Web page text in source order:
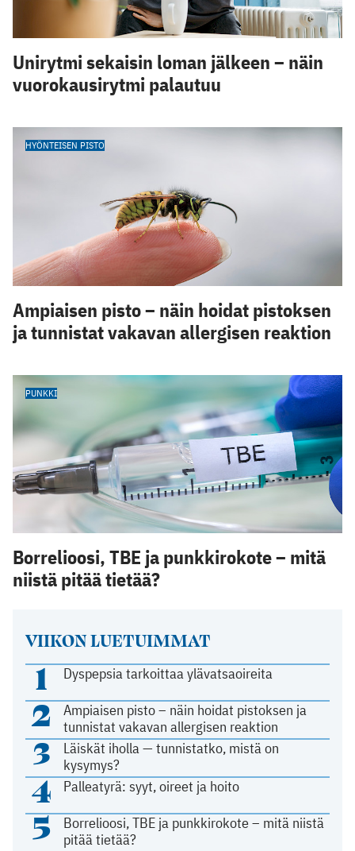
VIIKON LUETUIMMAT
1 Dyspepsia tarkoittaa ylävatsaoireita
2
Ampiaisen pisto – näin hoidat pistoksen ja
tunnistat vakavan allergisen reaktion
3
Läiskät iholla — tunnistatko, mistä on
kysymys?
4 Palleatyrä: syyt, oireet ja hoito
5
Borrelioosi, TBE ja punkkirokote – mitä niistä
pitää tietää?
Unirytmi sekaisin loman jälkeen – näin
vuorokausirytmi palautuu
HYÖNTEISEN PISTO
Ampiaisen pisto – näin hoidat pistoksen
ja tunnistat vakavan allergisen reaktion
PUNKKI
Borrelioosi, TBE ja punkkirokote – mitä
niistä pitää tietää?